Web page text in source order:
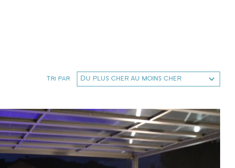
Tri par Du plus cher au moins cher